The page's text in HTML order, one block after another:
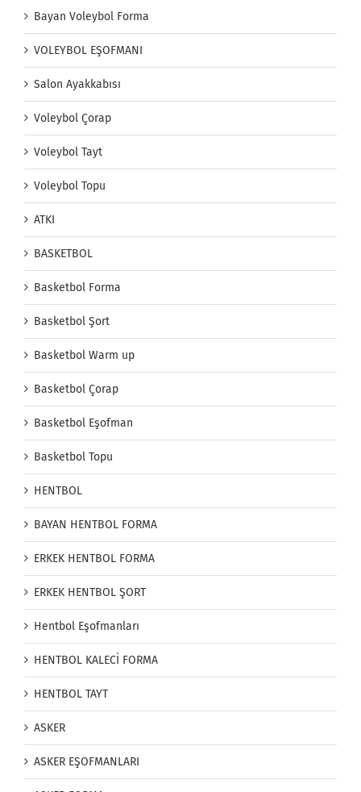
Bayan Voleybol Forma
VOLEYBOL EŞOFMANI
Salon Ayakkabısı
Voleybol Çorap
Voleybol Tayt
Voleybol Topu
ATKI
BASKETBOL
Basketbol Forma
Basketbol Şort
Basketbol Warm up
Basketbol Çorap
Basketbol Eşofman
Basketbol Topu
HENTBOL
BAYAN HENTBOL FORMA
ERKEK HENTBOL FORMA
ERKEK HENTBOL ŞORT
Hentbol Eşofmanları
HENTBOL KALECİ FORMA
HENTBOL TAYT
ASKER
ASKER EŞOFMANLARI